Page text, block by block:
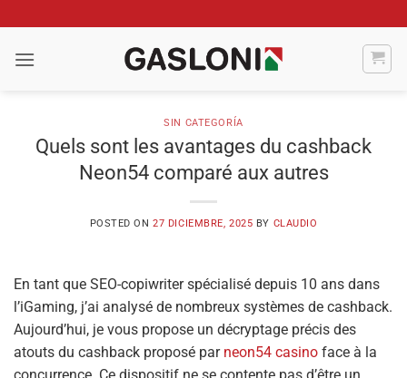
al
contenido
SIN CATEGORÍA
Quels sont les avantages du cashback
Neon54 comparé aux autres
POSTED ON27 DICIEMBRE, 2025 BY CLAUDIO
En tant que SEO-copiwriter spécialisé depuis 10 ans dans
l’iGaming, j’ai analysé de nombreux systèmes de cashback.
Aujourd’hui, je vous propose un décryptage précis des
atouts du cashback proposé par neon54 casino face à la
concurrence. Ce dispositif ne se contente pas d’être un